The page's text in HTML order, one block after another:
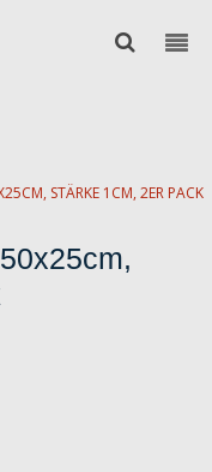
STÄRKE 1CM, 2ER PACK